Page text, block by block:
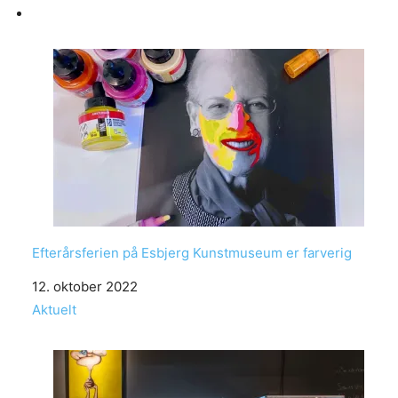
Efterårsferien på Esbjerg Kunstmuseum er farverig
Date
12. oktober 2022
In relation to
Aktuelt